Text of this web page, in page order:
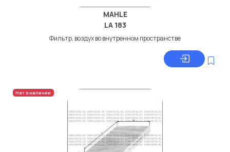
MAHLE
LA 183
Фильтр, воздух во внутренном пространстве
Нет в наличии